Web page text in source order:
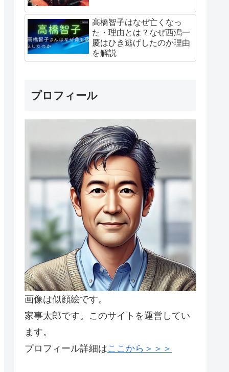
高橋智子はなぜ亡くなっ
た・理由とは？なぜ西潟一
慶はひき逃げしたのか理由
を解説
プロフィール
画像は似顔絵です。
家事太郎です。このサイトを運営してい
ます。
プロフィール詳細はここから＞＞＞